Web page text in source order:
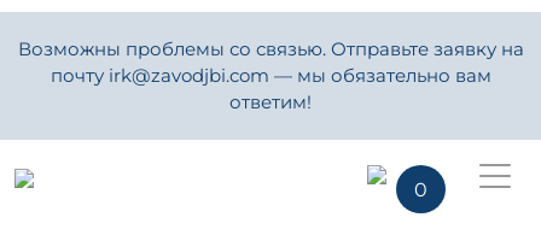
Возможны проблемы со связью. Отправьте заявку на
почту irk@zavodjbi.com — мы обязательно вам
ответим!
0